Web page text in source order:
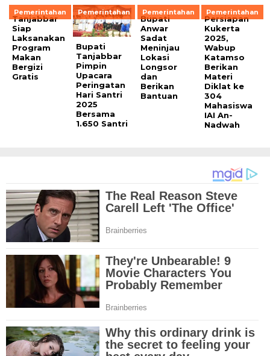
Pemerintahan
Tanjabbar
Siap
Laksanakan
Program
Makan
Bergizi
Gratis
Pemerintahan
Bupati
Tanjabbar
Pimpin
Upacara
Peringatan
Hari Santri
2025
Bersama
1.650 Santri
Pemerintahan
Bupati
Anwar
Sadat
Meninjau
Lokasi
Longsor
dan
Berikan
Bantuan
Pemerintahan
Persiapan
Kukerta
2025,
Wabup
Katamso
Berikan
Materi
Diklat ke
304
Mahasiswa
IAI An-
Nadwah